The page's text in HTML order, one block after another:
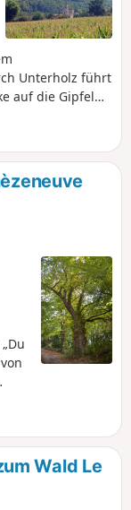
Unterholz führt
auf die Gipfel
zu
Wald Le